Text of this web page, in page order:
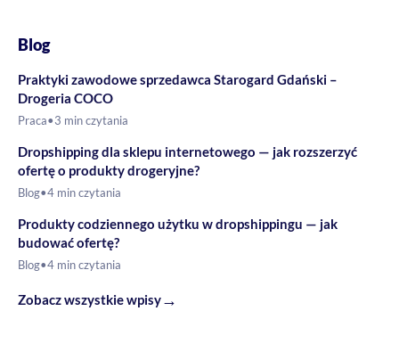
Blog
Praktyki zawodowe sprzedawca Starogard Gdański –
Drogeria COCO
Praca•3 min czytania
Dropshipping dla sklepu internetowego — jak rozszerzyć
ofertę o produkty drogeryjne?
Blog•4 min czytania
Produkty codziennego użytku w dropshippingu — jak
budować ofertę?
Blog•4 min czytania
Zobacz wszystkie wpisy→